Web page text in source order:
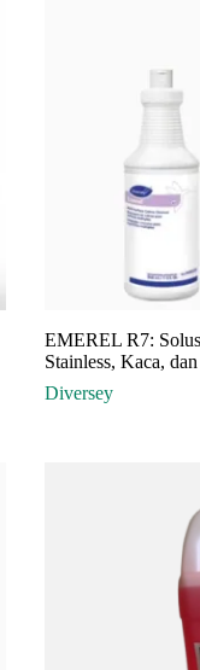
EMEREL R7:
Stainless, Kaca,
Diversey